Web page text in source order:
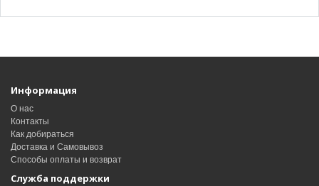
Информация
О нас
Контакты
Как добираться
Доставка и Самовывоз
Способы оплаты и возврат
Служба поддержки